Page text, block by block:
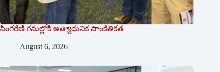
సింగరేణి గనుల్లోకి అత్యాధునిక సాంకేతికత
August 6, 2026